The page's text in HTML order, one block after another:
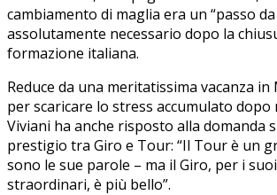
cambiamento di maglia era un “passo
assolutamente necessario dopo la
formazione italiana.
Reduce da una meritatissima vacanza in
per scaricare lo stress accumulato dopo
Viviani ha anche risposto alla domanda
prestigio tra Giro e Tour: “Il Tour è un
sono le sue parole – ma il Giro, per i
straordinari, è più bello”.